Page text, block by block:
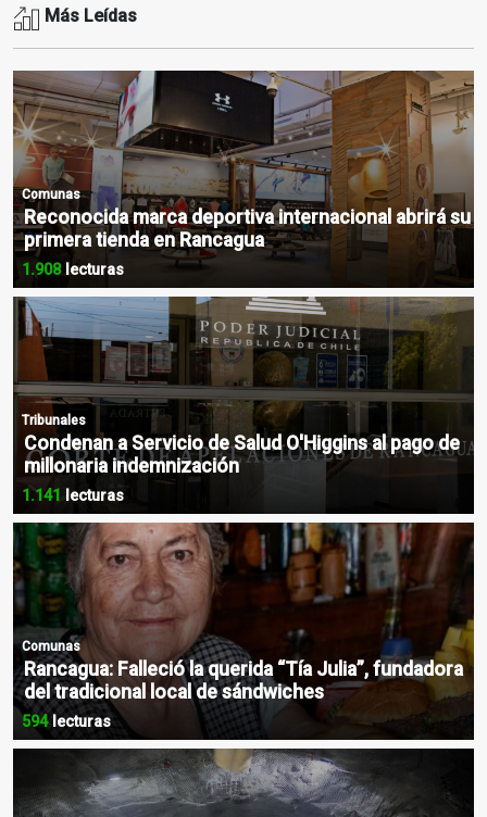
Más Leídas
Comunas
Reconocida marca deportiva internacional abrirá su
primera tienda en Rancagua
1.908lecturas
Tribunales
Condenan a Servicio de Salud O'Higgins al pago de
millonaria indemnización
1.141 lecturas
Comunas
Rancagua: Falleció la querida “Tía Julia”, fundadora
del tradicional local de sándwiches
594lecturas